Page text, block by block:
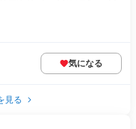
気になる
見る